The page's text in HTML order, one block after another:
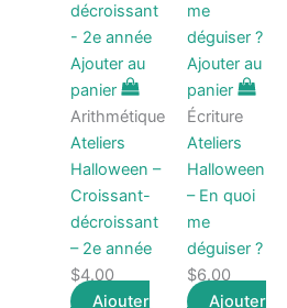
Ajouter au
panier
Arithmétique
Ateliers
Halloween –
Croissant-
décroissant
– 2e année
$4.00
Ajouter
Ajouter au
panier
Écriture
Ateliers
Halloween
– En quoi
me
déguiser ?
$6.00
Ajouter